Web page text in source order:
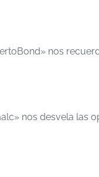
nos
nos desvela las